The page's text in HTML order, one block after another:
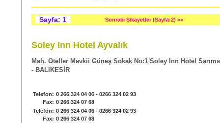
Sayfa: 1 Sonraki Şikayetler (Sayfa:2) >>
Soley Inn Hotel Ayvalık
Mah. Oteller Mevkii Güneş Sokak No:1 Soley Inn Hotel
- BALIKESİR
Telefon: 0 266 324 04 06 - 0266 324 02 93
Fax: 0 266 324 07 68
Telefon: 0 266 324 04 06 - 0266 324 02 93
Fax: 0 266 324 07 68